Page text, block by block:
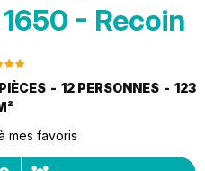
- Recoin
12 PERSONNES
123
mes favoris